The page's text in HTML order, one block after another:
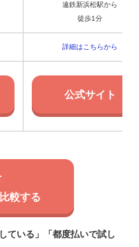
遠鉄新浜松駅から
徒歩1分
詳細はこちらから
公式サイト
較する
ている」「都度払いで試し